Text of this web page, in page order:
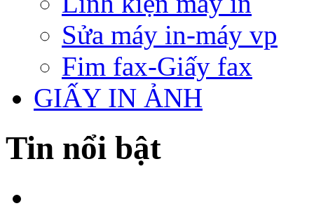
Sửa máy in-máy vp
Fim fax-Giấy fax
GIẤY IN ẢNH
Tin nổi bật